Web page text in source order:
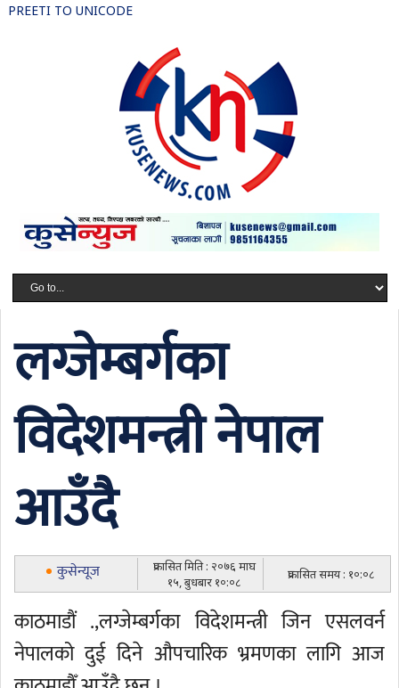
PREETI TO UNICODE
लग्जेम्बर्गका
विदेशमन्त्री नेपाल
आउँदै
कुसेन्यूज
प्रकासित मिति : २०७६ माघ
१५, बुधबार १०:०८
प्रकासित समय : १०:०८
काठमाडौं .,लग्जेम्बर्गका विदेशमन्त्री जिन एसलवर्न
नेपालको दुई दिने औपचारिक भ्रमणका लागि आज